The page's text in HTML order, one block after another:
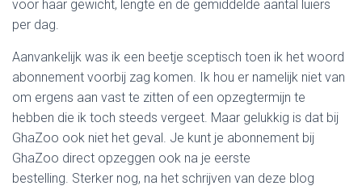
voor haar gewicht, lengte en de gemiddelde aantal luiers
per dag.
Aanvankelijk was ik een beetje sceptisch toen ik het woord
abonnement voorbij zag komen. Ik hou er namelijk niet van
om ergens aan vast te zitten of een opzegtermijn te
hebben die ik toch steeds vergeet. Maar gelukkig is dat bij
GhaZoo ook niet het geval. Je kunt je abonnement bij
GhaZoo direct opzeggen ook na je eerste
bestelling. Sterker nog, na het schrijven van deze blog